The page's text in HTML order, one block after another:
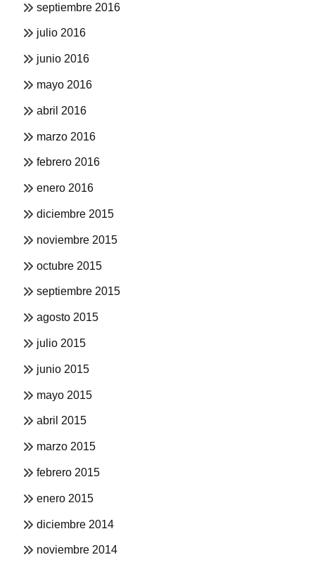
septiembre 2016
julio 2016
junio 2016
mayo 2016
abril 2016
marzo 2016
febrero 2016
enero 2016
diciembre 2015
noviembre 2015
octubre 2015
septiembre 2015
agosto 2015
julio 2015
junio 2015
mayo 2015
abril 2015
marzo 2015
febrero 2015
enero 2015
diciembre 2014
noviembre 2014